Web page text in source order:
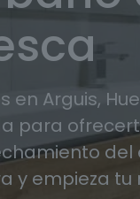
Arguis,
para
del
y empieza tu